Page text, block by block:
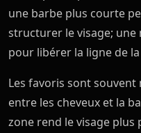
une barbe plus courte
structurer le visage;
pour libérer la ligne de
Les favoris sont
entre les cheveux et la
zone rend le visage